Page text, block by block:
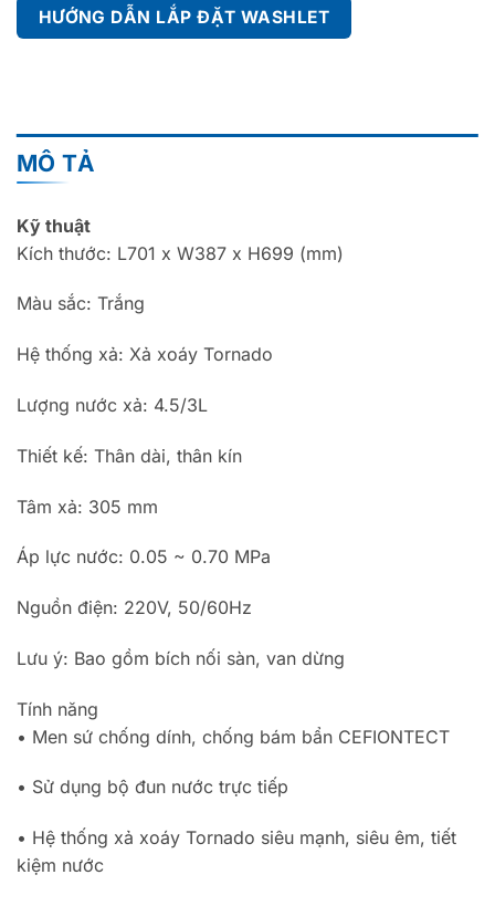
HƯỚNG DẪN LẮP ĐẶT WASHLET
MÔ TẢ
Kỹ thuật
Kích thước: L701 x W387 x H699 (mm)
Màu sắc: Trắng
Hệ thống xả: Xả xoáy Tornado
Lượng nước xả: 4.5/3L
Thiết kế: Thân dài, thân kín
Tâm xả: 305 mm
Áp lực nước: 0.05 ~ 0.70 MPa
Nguồn điện: 220V, 50/60Hz
Lưu ý: Bao gồm bích nối sàn, van dừng
Tính năng
• Men sứ chống dính, chống bám bẩn CEFIONTECT
• Sử dụng bộ đun nước trực tiếp
• Hệ thống xả xoáy Tornado siêu mạnh, siêu êm, tiết
kiệm nước